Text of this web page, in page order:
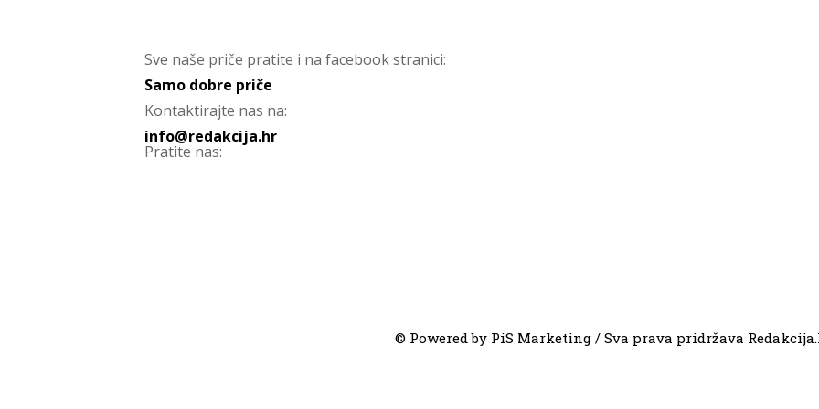
Sve naše priče pratite i na facebook stranici:
Samo dobre priče
Kontaktirajte nas na:
info@redakcija.hr
Pratite nas:
© Powered by PiS Marketing / Sva prava pridržava